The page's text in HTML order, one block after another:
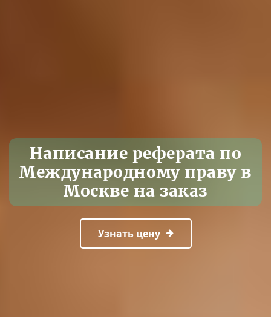
Написание реферата по
Международному праву в
Москве на заказ
Узнать цену